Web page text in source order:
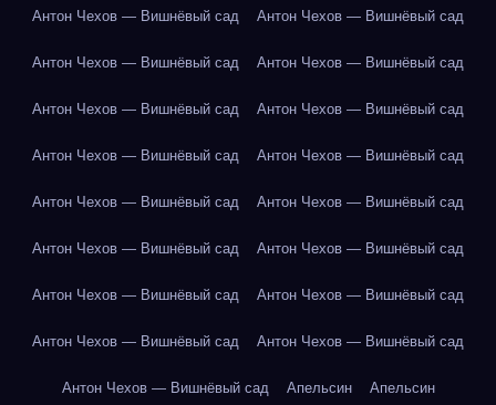
Антон Чехов — Вишнёвый сад Антон Чехов — Вишнёвый сад
Антон Чехов — Вишнёвый сад Антон Чехов — Вишнёвый сад
Антон Чехов — Вишнёвый сад Антон Чехов — Вишнёвый сад
Антон Чехов — Вишнёвый сад Антон Чехов — Вишнёвый сад
Антон Чехов — Вишнёвый сад Антон Чехов — Вишнёвый сад
Антон Чехов — Вишнёвый сад Антон Чехов — Вишнёвый сад
Антон Чехов — Вишнёвый сад Антон Чехов — Вишнёвый сад
Антон Чехов — Вишнёвый сад Антон Чехов — Вишнёвый сад
Антон Чехов — Вишнёвый сад Апельсин Апельсин